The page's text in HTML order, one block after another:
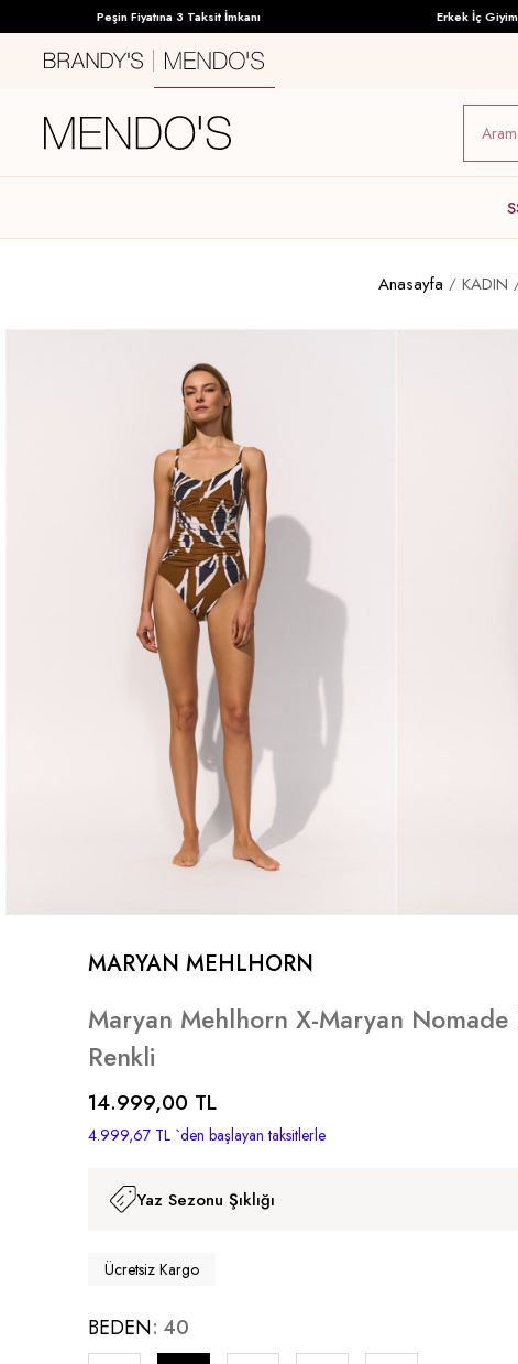
Peşin Fiyatına 3 Taksit İmkanı Erkek İç
Anasayfa KADIN
MARYAN MEHLHORN
Maryan Mehlhorn X-Maryan Nomade
Renkli
14.999,00 TL
4.999,67 TL `den başlayan taksitlerle
Yaz Sezonu Şıklığı
Ücretsiz Kargo
BEDEN 40